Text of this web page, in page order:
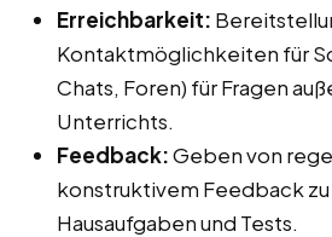
Erreichbarkeit:
Kontaktmöglichkeiten für
Chats, Foren) für Fragen
Unterrichts.
Feedback:Geben von
konstruktivem Feedback
Hausaufgaben und Tests.